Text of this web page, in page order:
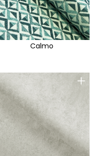
Calmo
+